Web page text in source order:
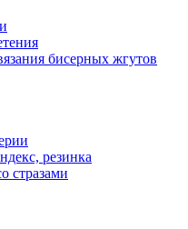
бисерных жгутов
резинка
стразами